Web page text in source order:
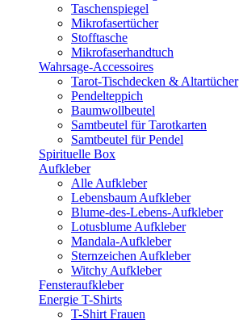
Taschenspiegel
Mikrofasertücher
Stofftasche
Mikrofaserhandtuch
Wahrsage-Accessoires
Tarot-Tischdecken & Altartücher
Pendelteppich
Baumwollbeutel
Samtbeutel für Tarotkarten
Samtbeutel für Pendel
Spirituelle Box
Aufkleber
Alle Aufkleber
Lebensbaum Aufkleber
Blume-des-Lebens-Aufkleber
Lotusblume Aufkleber
Mandala-Aufkleber
Sternzeichen Aufkleber
Witchy Aufkleber
Fensteraufkleber
Energie T-Shirts
T-Shirt Frauen